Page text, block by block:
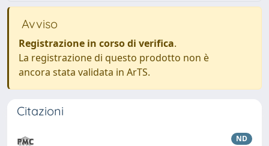
Avviso
Registrazione in corso di verifica.
La registrazione di questo prodotto non è
ancora stata validata in ArTS.
Citazioni
ND